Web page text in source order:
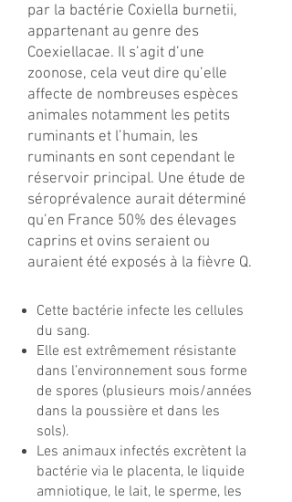
par la bactérie Coxiella burnetii,
appartenant au genre des
Coexiellacae. Il s’agit d’une
zoonose, cela veut dire qu’elle
affecte de nombreuses espèces
animales notamment les petits
ruminants et l’humain, les
ruminants en sont cependant le
réservoir principal. Une étude de
séroprévalence aurait déterminé
qu’en France 50% des élevages
caprins et ovins seraient ou
auraient été exposés à la fièvre Q.
Cette bactérie infecte les cellules
du sang.
Elle est extrêmement résistante
dans l’environnement sous forme
de spores (plusieurs mois/années
dans la poussière et dans les
sols).
Les animaux infectés excrètent la
bactérie via le placenta, le liquide
amniotique, le lait, le sperme, les